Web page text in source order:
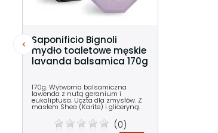
Saponificio Bignoli
mydło toaletowe męskie
lavanda balsamica 170g
170g. Wytworna balsamiczna
lawenda z nutą geranium i
eukaliptusa. Uczta dla zmysłów. Z
masłem Shea (Karite) i gliceryną.
(0)